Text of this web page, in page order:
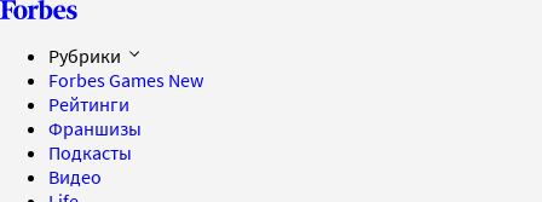
Рубрики
Forbes Games New
Рейтинги
Франшизы
Подкасты
Видео